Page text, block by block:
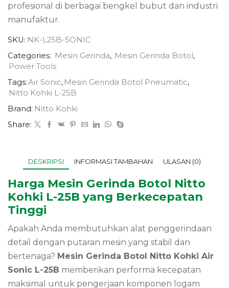
profesional di berbagai bengkel bubut dan industri
manufaktur.
SKU: NK-L25B-SONIC
Categories: Mesin Gerinda, Mesin Gerinda Botol,
Power Tools
Tags:Air Sonic, Mesin Gerinda Botol Pneumatic,
Nitto Kohki L-25B
Brand: Nitto Kohki
Share:
DESKRIPSI INFORMASI TAMBAHAN ULASAN (0)
Harga Mesin Gerinda Botol Nitto
Kohki L-25B yang Berkecepatan
Tinggi
Apakah Anda membutuhkan alat penggerindaan
detail dengan putaran mesin yang stabil dan
bertenaga? Mesin Gerinda Botol Nitto Kohki Air
Sonic L-25B memberikan performa kecepatan
maksimal untuk pengerjaan komponen logam